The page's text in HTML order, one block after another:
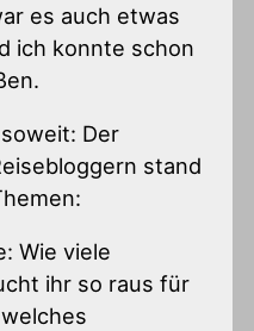
es auch etwas
ich konnte schon
Der
stand
Wie viele
ihr so raus für